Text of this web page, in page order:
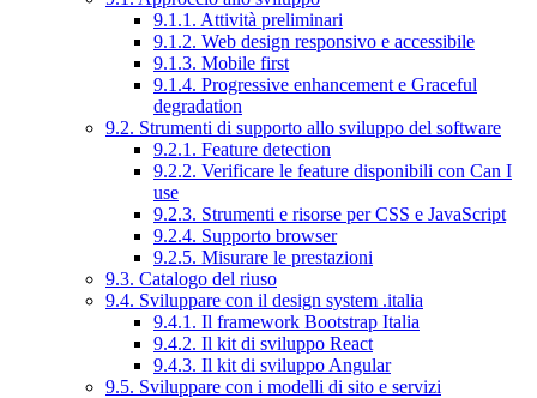
9.1.1. Attività preliminari
9.1.2. Web design responsivo e accessibile
9.1.3. Mobile first
9.1.4. Progressive enhancement e Graceful
degradation
9.2. Strumenti di supporto allo sviluppo del software
9.2.1. Feature detection
9.2.2. Verificare le feature disponibili con Can I
use
9.2.3. Strumenti e risorse per CSS e JavaScript
9.2.4. Supporto browser
9.2.5. Misurare le prestazioni
9.3. Catalogo del riuso
9.4. Sviluppare con il design system .italia
9.4.1. Il framework Bootstrap Italia
9.4.2. Il kit di sviluppo React
9.4.3. Il kit di sviluppo Angular
9.5. Sviluppare con i modelli di sito e servizi